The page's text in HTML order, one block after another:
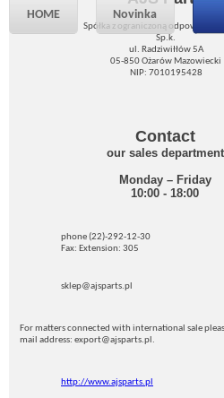
HOME Novinka
Spółka z ograniczoną
Sp.k.
ul. Radziwiłłów 5A
05-850 Ożarów Mazowiecki
NIP: 7010195428
Contact
our sales department
Monday – Friday
10:00 - 18:00
phone (22)-292-12-30
Fax: Extension: 305
sklep@ajsparts.pl
For matters connected with international sale
mail address: export@ajsparts.pl.
http://www.ajsparts.pl